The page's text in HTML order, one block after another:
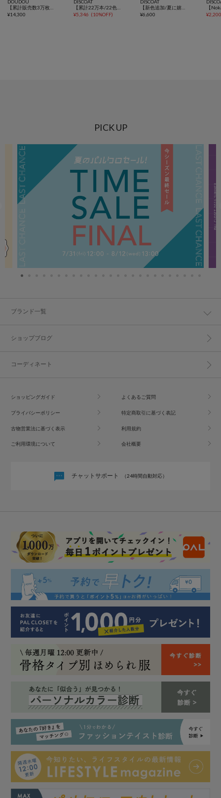
DOUDOU
¥14,300
DISCOAT
¥5,346 (10%OFF)
DISCOAT
【新色追加/夏に嬉しい6機能/6サイズ展開】ー3kg見え!多機能とろみイージーパンツ
¥6,600 ¥
PICK UP
ブランド一覧
ショップブログ
コーディネート
ショッピングガイド よくあるご質問
プライバシーポリシー 特定商取引に基づく表記
古物営業法に基づく表示 利用規約
ご利用環境について 会社概要
チャットサポート （24時間自動対応）